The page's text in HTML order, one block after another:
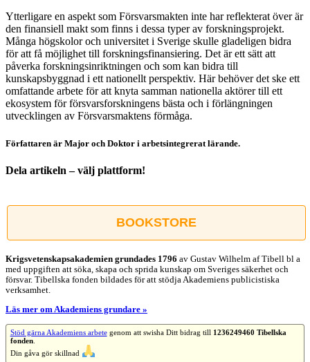
Ytterligare en aspekt som Försvarsmakten inte har reflekterat över är
den finansiell makt som finns i dessa typer av forskningsprojekt.
Många högskolor och universitet i Sverige skulle gladeligen bidra
för att få möjlighet till forskningsfinansiering. Det är ett sätt att
påverka forskningsinriktningen och som kan bidra till
kunskapsbyggnad i ett nationellt perspektiv. Här behöver det ske ett
omfattande arbete för att knyta samman nationella aktörer till ett
ekosystem för försvarsforskningens bästa och i förlängningen
utvecklingen av Försvarsmaktens förmåga.
Författaren är Major och Doktor i arbetsintegrerat lärande.
Dela artikeln – välj plattform!
post
BOOKSTORE
Krigsvetenskap­sakademien grundades 1796 av Gustav Wilhelm af Tibell bl a
med uppgiften att söka, skapa och sprida kunskap om Sveriges säkerhet och
försvar. Tibellska fonden bildades för att stödja Akademiens publicistiska
verksamhet.
Läs mer om Akademiens grundare »
Stöd gärna Akademiens arbetegenom att swisha Ditt bidrag till 1236249460 Tibellska
fonden.
Din gåva gör skillnad